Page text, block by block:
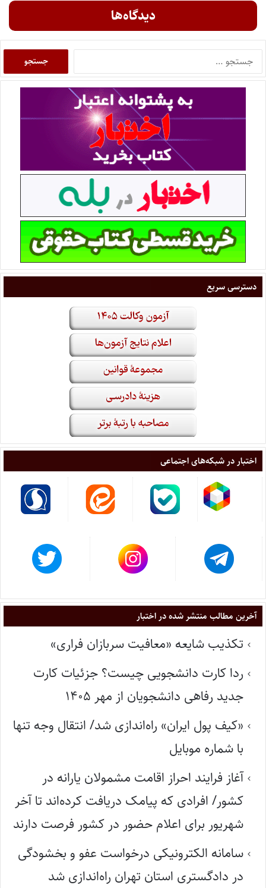
دیدگاه‌ها
دسترسی سریع
اختبار در شبکه‌های اجتماعی
آخرین مطالب منتشر شده در اختبار
تکذیب شایعه «معافیت سربازان فراری»
ردا کارت دانشجویی چیست؟ جزئیات کارت
جدید رفاهی دانشجویان از مهر ۱۴۰۵
«کیف پول ایران» راه‌اندازی شد/ انتقال وجه تنها
با شماره موبایل
آغاز فرایند احراز اقامت مشمولان یارانه در
کشور/ افرادی که پیامک دریافت کرده‌اند تا آخر
شهریور برای اعلام حضور در کشور فرصت دارند
سامانه الکترونیکی درخواست عفو و بخشودگی
در دادگستری استان تهران راه‌اندازی شد